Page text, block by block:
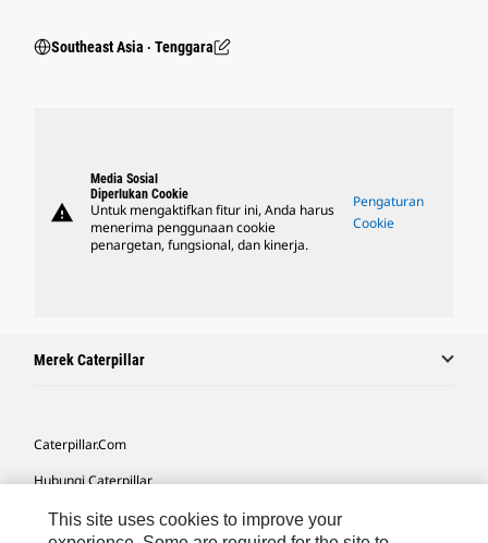
Southeast Asia ‧ Tenggara
warning
Media Sosial
Diperlukan Cookie
Untuk mengaktifkan fitur ini, Anda harus
menerima penggunaan cookie
penargetan, fungsional, dan kinerja.
Pengaturan
Cookie
Merek Caterpillar
Caterpillar.com
Hubungi Caterpillar
Preferensi Pemasaran Saya
This site uses cookies to improve your